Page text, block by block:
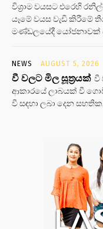
විශ්‍රාම වයසට එරෙහි
යෑමේ වයස වැඩි කිරීමේ
මණ්ඩලයේදී යෝජනාවක්
NEWS AUGUST 5, 2026
වී වලට මිල සූත්‍රයක් වී
ආකාරයේ ලාබයක් වී
වී සඳහා ලබා දෙන